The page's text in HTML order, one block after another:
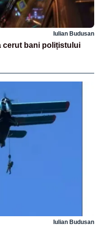
Iulian Budusan
cerut bani polițistului
Iulian Budusan